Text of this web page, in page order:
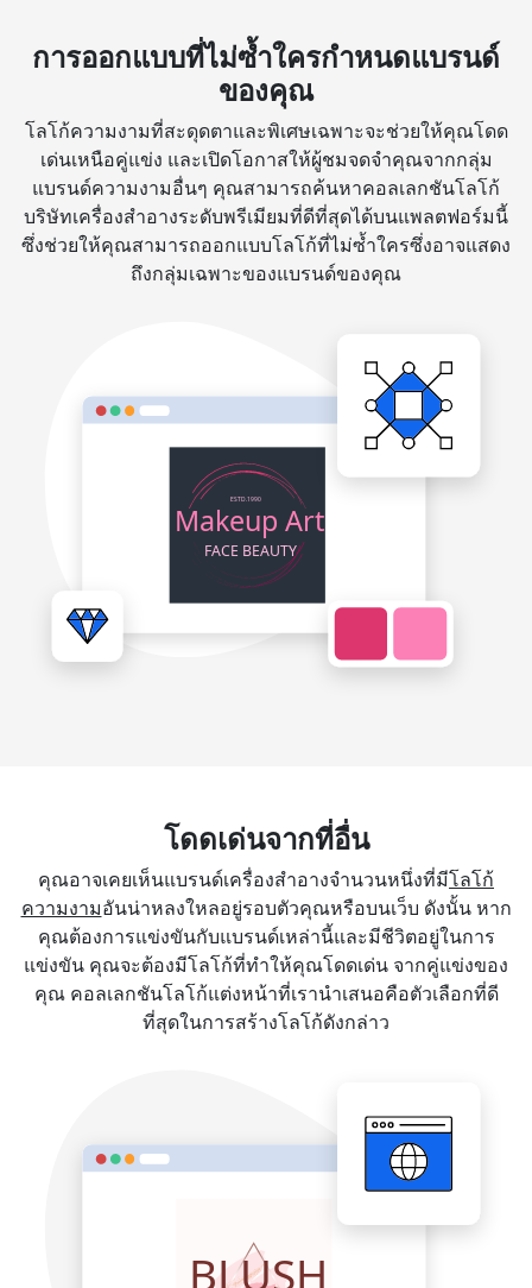
การออกแบบที่ไม่ซ้ำใครกำหนดแบรนด์
ของคุณ
โลโก้ความงามที่สะดุดตาและพิเศษเฉพาะจะช่วยให้คุณโดด
เด่นเหนือคู่แข่ง และเปิดโอกาสให้ผู้ชมจดจำคุณจากกลุ่ม
แบรนด์ความงามอื่นๆ คุณสามารถค้นหาคอลเลกชันโลโก้
บริษัทเครื่องสำอางระดับพรีเมียมที่ดีที่สุดได้บนแพลตฟอร์มนี้
ซึ่งช่วยให้คุณสามารถออกแบบโลโก้ที่ไม่ซ้ำใครซึ่งอาจแสดง
ถึงกลุ่มเฉพาะของแบรนด์ของคุณ
โดดเด่นจากที่อื่น
คุณอาจเคยเห็นแบรนด์เครื่องสำอางจำนวนหนึ่งที่มีโลโก้
ความงามอันน่าหลงใหลอยู่รอบตัวคุณหรือบนเว็บ ดังนั้น หาก
คุณต้องการแข่งขันกับแบรนด์เหล่านี้และมีชีวิตอยู่ในการ
แข่งขัน คุณจะต้องมีโลโก้ที่ทำให้คุณโดดเด่น จากคู่แข่งของ
คุณ คอลเลกชันโลโก้แต่งหน้าที่เรานำเสนอคือตัวเลือกที่ดี
ที่สุดในการสร้างโลโก้ดังกล่าว